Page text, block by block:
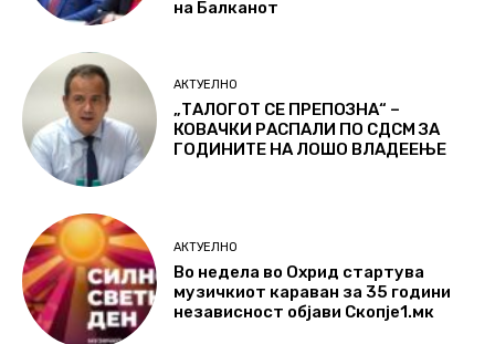
на Балканот
АКТУЕЛНО
„ТАЛОГОТ СЕ ПРЕПОЗНА“ –
КОВАЧКИ РАСПАЛИ ПО СДСМ ЗА
ГОДИНИТЕ НА ЛОШО ВЛАДЕЕЊЕ
АКТУЕЛНО
Во недела во Охрид стартува
музичкиот караван за 35 години
независност објави Скопје1.мк